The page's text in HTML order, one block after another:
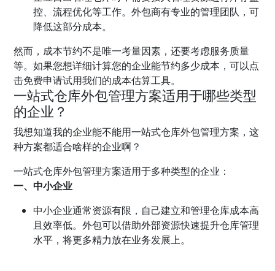
控、流程优化等工作。外包商有专业的管理团队，可
降低这部分成本。
然而，成本节约不是唯一考量因素，还要考虑服务质量
等。如果您想详细计算您的企业能节约多少成本，可以点
击免费申请试用我们的成本估算工具。
一站式仓库外包管理方案适用于哪些类型
的企业？
我想知道我的企业能不能用一站式仓库外包管理方案，这
种方案都适合啥样的企业啊？
一站式仓库外包管理方案适用于多种类型的企业：
一、中小企业
中小企业通常资源有限，自己建立和管理仓库成本高
且效率低。外包可以借助外部资源快速提升仓库管理
水平，将更多精力放在业务发展上。